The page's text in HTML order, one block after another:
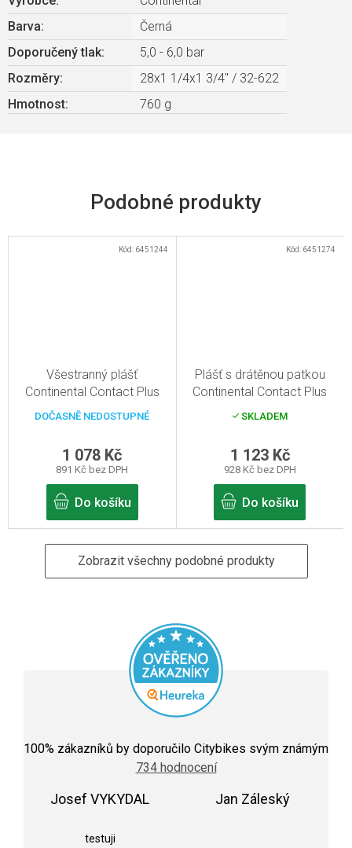
Barva:
Černá
Doporučený tlak:
5,0 - 6,0 bar
Rozměry:
28x1 1/4x1 3/4" / 32-622
Hmotnost: 760 g
Všestranný plášť
Continental Contact Plus
24x1.75" černá Reflex
DOČASNĚ NEDOSTUPNÉ
891 Kč bez DPH
1 078 Kč
Do košíku
Kód: 6451244
Plášť s drátěnou patkou
Continental Contact Plus
26x1.75" černá Reflex
SKLADEM
928 Kč bez DPH
1 123 Kč
Do košíku
Kód: 6451274
Zobrazit všechny podobné produkty
hodnocení
obchodu
je
100% zákazníků by doporučilo Citybikes svým známým
734 hodnocení
Josef VYKYDAL
testuji
Jan Záleský